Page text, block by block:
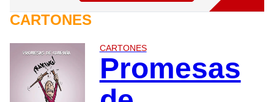
CARTONES
CARTONES
Promesas